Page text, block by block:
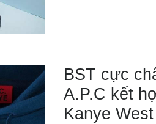
BST cực
A.P.C kết
Kanye West